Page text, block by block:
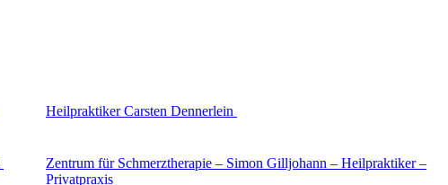
Heilpraktiker Carsten Dennerlein
Zentrum für Schmerztherapie – Simon Gilljohann – Heilpraktiker –
Privatpraxis